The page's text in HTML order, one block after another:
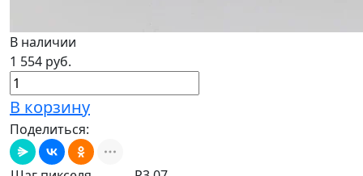
В наличии
1 554 руб.
В корзину
Поделиться: